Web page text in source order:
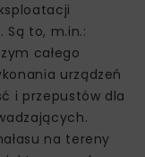
Są to, m.in.:
całego
urządzeń
i przepustów dla
na tereny